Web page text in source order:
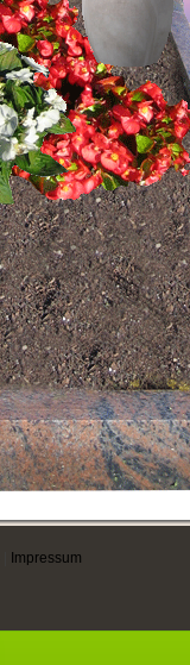
Impressum